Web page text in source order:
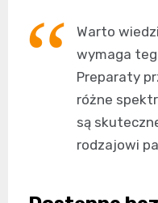
Warto
wymaga
Preparaty
różne
są
rodzajowi